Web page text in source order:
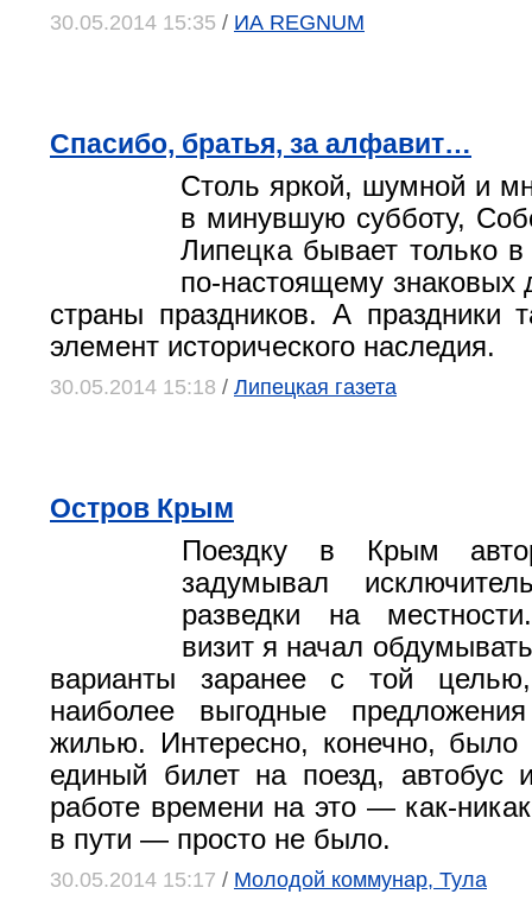
30.05.2014 15:35 / ИА REGNUM
Спасибо, братья, за алфавит…
Столь яркой, шумной и
в минувшую субботу,
Липецка бывает только
по-настоящему знаковых
страны праздников. А праздники
элемент исторического наследия.
30.05.2014 15:18 / Липецкая газета
Остров Крым
Поездку в Крым
задумывал
разведки на
визит я начал
варианты заранее с той
наиболее выгодные
жилью. Интересно, конечно, было
единый билет на поезд, автобус
работе времени на это — как-
в пути — просто не было.
30.05.2014 15:17 / Молодой коммунар, Тула